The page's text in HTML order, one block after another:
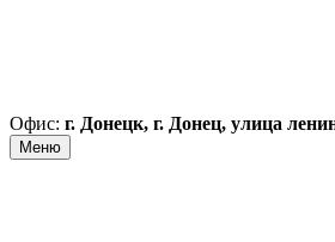
Офис: г. Донецк, г. Донец, улица
Меню